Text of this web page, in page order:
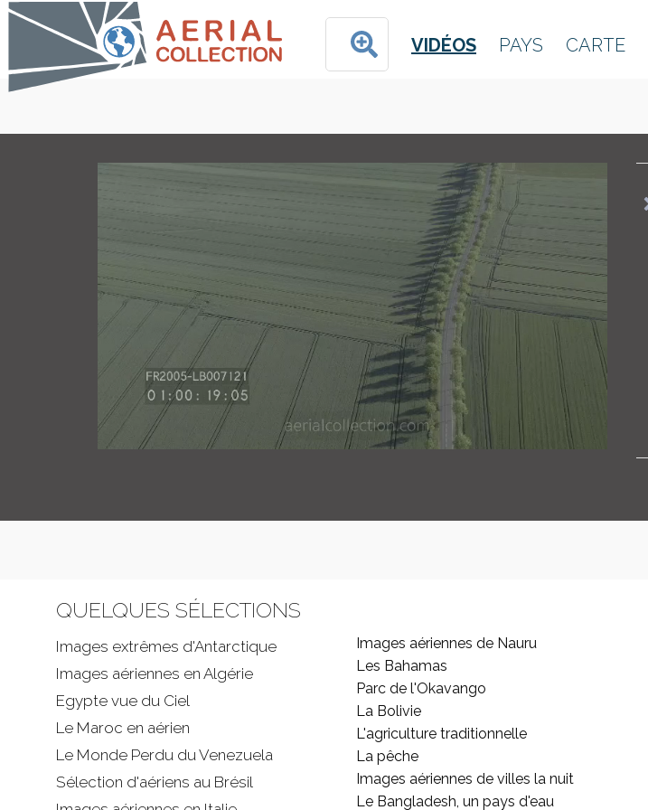
VIDÉOS PAYS CARTE
QUELQUES SÉLECTIONS
Images extrêmes d'Antarctique
Images aériennes en Algérie
Egypte vue du Ciel
Le Maroc en aérien
Le Monde Perdu du Venezuela
Sélection d'aériens au Brésil
Images aériennes de Nauru
Les Bahamas
Parc de l'Okavango
La Bolivie
L'agriculture traditionnelle
La pêche
Images aériennes de villes la nuit
Le Bangladesh, un pays d'eau